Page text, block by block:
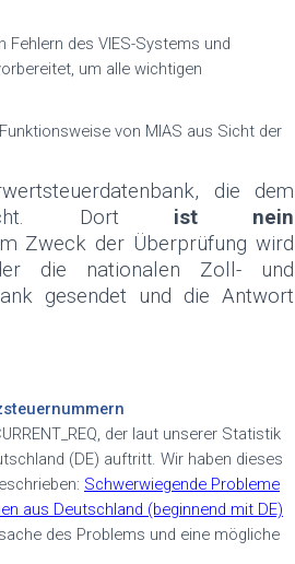
Fehlern des VIES-Systems und
um alle wichtigen
von MIAS aus Sicht der
die dem
Dort ist nein
Zweck der Überprüfung wird
die nationalen Zoll- und
gesendet und die Antwort
der laut unserer Statistik
(DE) auftritt. Wir haben dieses
Schwerwiegende Probleme
aus Deutschland (beginnend mit DE)
des Problems und eine mögliche